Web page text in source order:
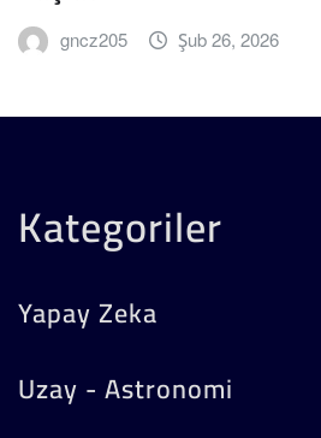
gncz205 Şub 26, 2026
Kategoriler
Yapay Zeka
Uzay - Astronomi